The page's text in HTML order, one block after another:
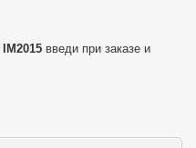
IM2015 введи при заказе и